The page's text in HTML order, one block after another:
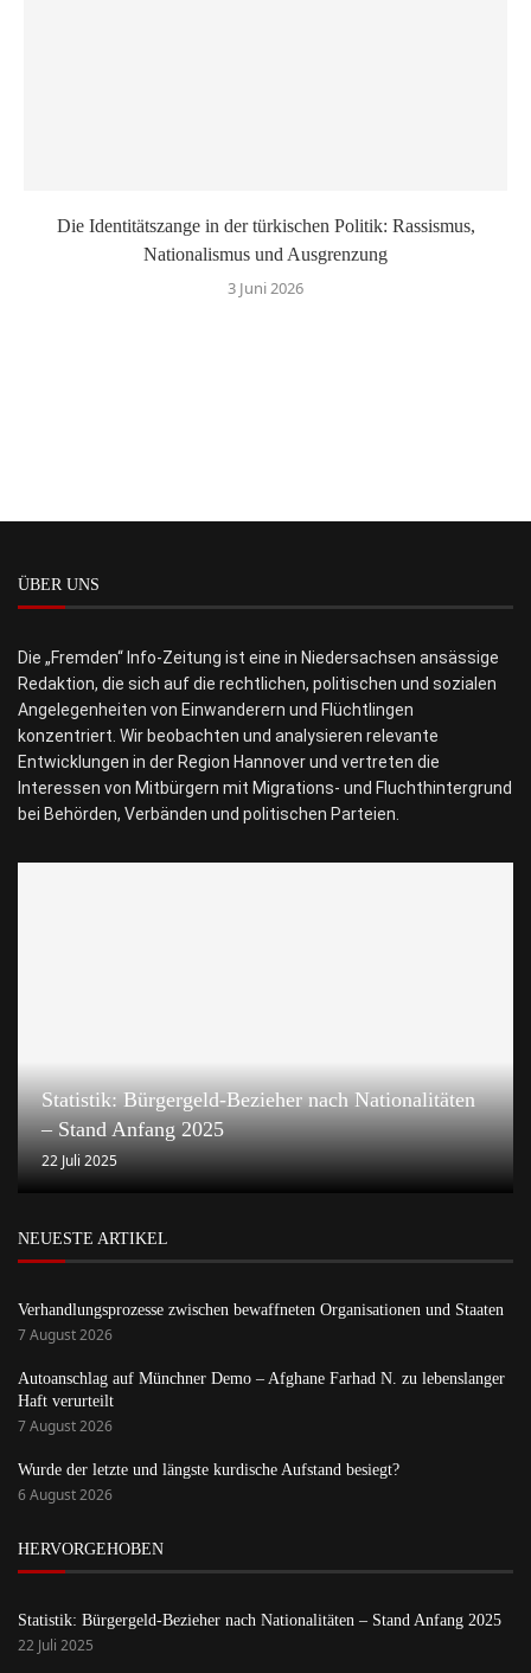
Die Identitätszange in der türkischen Politik: Rassismus,
Nationalismus und Ausgrenzung
3 Juni 2026
ÜBER UNS
Die „Fremden“ Info-Zeitung ist eine in Niedersachsen ansässige
Redaktion, die sich auf die rechtlichen, politischen und sozialen
Angelegenheiten von Einwanderern und Flüchtlingen
konzentriert. Wir beobachten und analysieren relevante
Entwicklungen in der Region Hannover und vertreten die
Interessen von Mitbürgern mit Migrations- und Fluchthintergrund
bei Behörden, Verbänden und politischen Parteien.
Statistik: Bürgergeld-Bezieher nach Nationalitäten
– Stand Anfang 2025
22 Juli 2025
NEUESTE ARTIKEL
Verhandlungsprozesse zwischen bewaffneten Organisationen und Staaten
7 August 2026
Autoanschlag auf Münchner Demo – Afghane Farhad N. zu lebenslanger
Haft verurteilt
7 August 2026
Wurde der letzte und längste kurdische Aufstand besiegt?
6 August 2026
HERVORGEHOBEN
Statistik: Bürgergeld-Bezieher nach Nationalitäten – Stand Anfang 2025
22 Juli 2025